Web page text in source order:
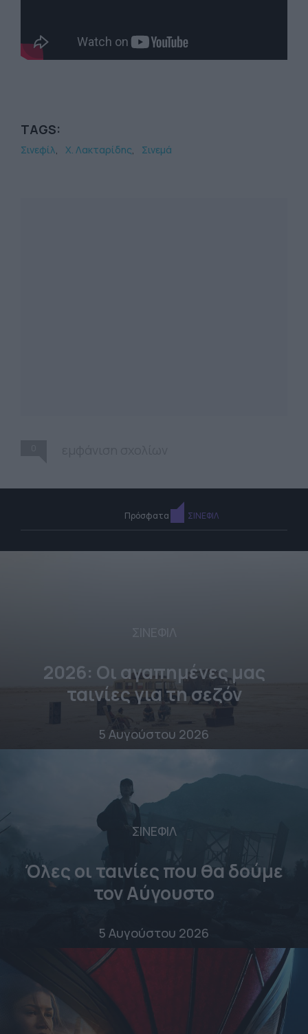
TAGS:
Σινεφίλ Χ. Λακταρίδης Σινεμά
Πρόσφατα ΣΙΝΕΦΙΛ
2026: Οι αγαπημένες μας
ταινίες για τη σεζόν
5 Αυγούστου 2026
ΣΙΝΕΦΙΛ
Όλες οι ταινίες που θα δούμε
τον Αύγουστο
5 Αυγούστου 2026